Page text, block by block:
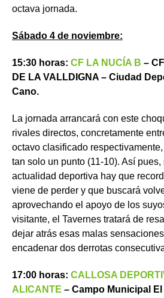
octava jornada.
Sábado 4 de noviembre:
15:30 horas: CF LA NUCÍA B – CF
DE LA VALLDIGNA – Ciudad
Cano.
La jornada arrancará con este
rivales directos, concretamente
octavo clasificado
tan solo un punto (11-10). Así
actualidad deportiva hay que
viene de perder y que buscará
aprovechando el apoyo de los
visitante, el Tavernes tratará de
dejar atrás esas malas
encadenar dos derrotas
17:00 horas: CALLOSA
ALICANTE – Campo Municipal